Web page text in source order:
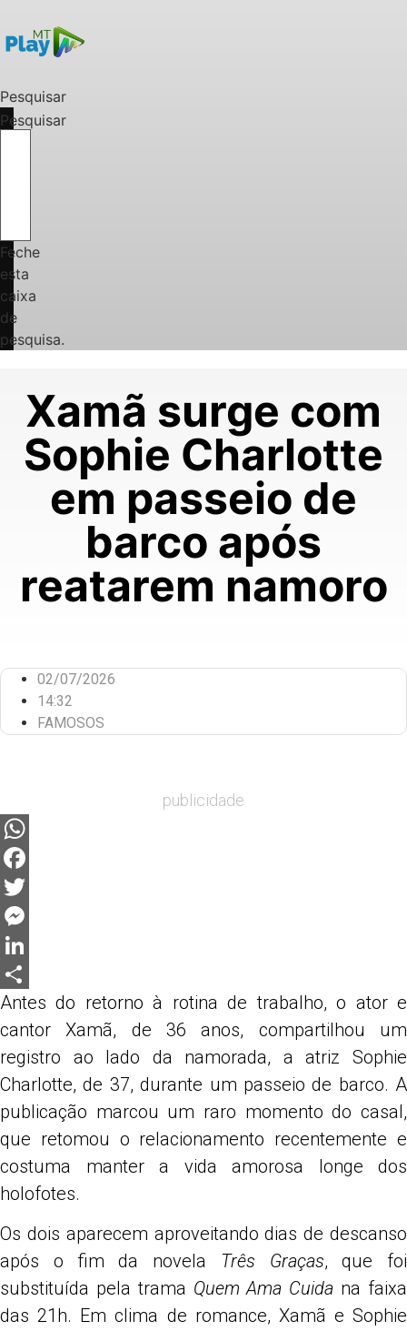
Pesquisar
Pesquisar
Feche
esta
caixa
de
pesquisa.
Xamã surge com
Sophie Charlotte
em passeio de
barco após
reatarem namoro
02/07/2026
14:32
FAMOSOS
publicidade
WhatsApp
Facebook
Twitter
Messenger
LinkedIn
Share
Antes do retorno à rotina de trabalho, o ator e
cantorXamã, de 36 anos, compartilhou um
registro ao lado da namorada, a atriz Sophie
Charlotte, de 37, durante um passeio de barco. A
publicação marcou um raro momento do casal,
que retomou o relacionamento recentemente e
costuma manter a vida amorosa longe dos
holofotes.
Os dois aparecem aproveitando dias de descanso
após o fim da novela Três Graças, que foi
substituída pela trama Quem Ama Cuida na faixa
das 21h. Em clima de romance, Xamã e Sophie